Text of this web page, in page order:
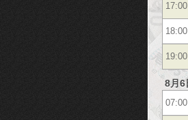
17:00
18:00
19:00
8月6
07:00